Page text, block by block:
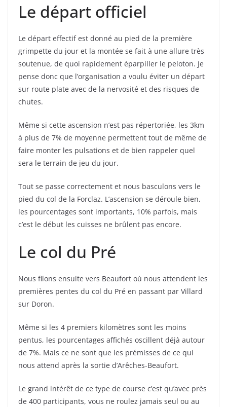
Le départ officiel
Le départ effectif est donné au pied de la première
grimpette du jour et la montée se fait à une allure très
soutenue, de quoi rapidement éparpiller le peloton. Je
pense donc que l’organisation a voulu éviter un départ
sur route plate avec de la nervosité et des risques de
chutes.
Même si cette ascension n’est pas répertoriée, les 3km
à plus de 7% de moyenne permettent tout de même de
faire monter les pulsations et de bien rappeler quel
sera le terrain de jeu du jour.
Tout se passe correctement et nous basculons vers le
pied du col de la Forclaz. L’ascension se déroule bien,
les pourcentages sont importants, 10% parfois, mais
c’est le début les cuisses ne brûlent pas encore.
Le col du Pré
Nous filons ensuite vers Beaufort où nous attendent les
premières pentes du col du Pré en passant par Villard
sur Doron.
Même si les 4 premiers kilomètres sont les moins
pentus, les pourcentages affichés oscillent déjà autour
de 7%. Mais ce ne sont que les prémisses de ce qui
nous attend après la sortie d’Arêches-Beaufort.
Le grand intérêt de ce type de course c’est qu’avec près
de 400 participants, vous ne roulez jamais seul ou au